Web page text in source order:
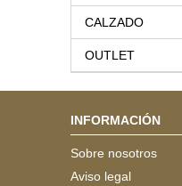
CALZADO
OUTLET
INFORMACIÓN
Sobre nosotros
Aviso legal